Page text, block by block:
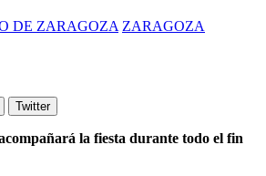
DE ZARAGOZA ZARAGOZA
Twitter
la fiesta durante todo el fin